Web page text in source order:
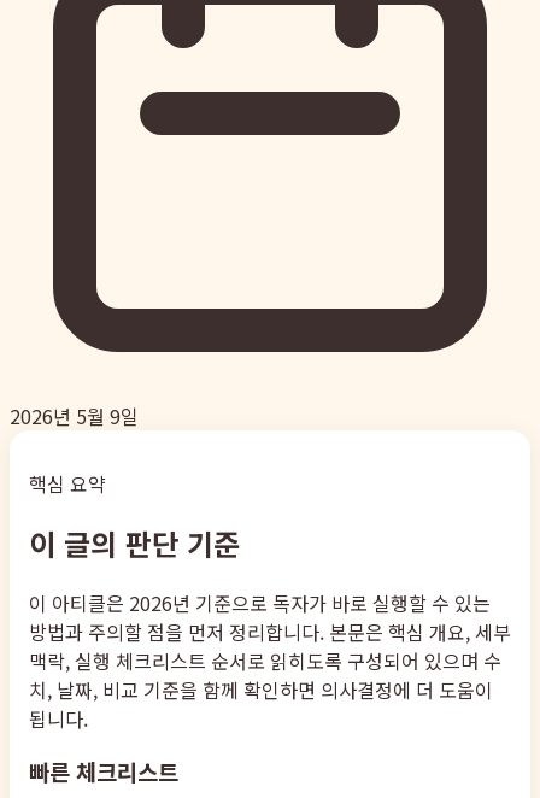
2026년 5월 9일
핵심 요약
이 글의 판단 기준
이 아티클은 2026년 기준으로 독자가 바로 실행할 수 있는
방법과 주의할 점을 먼저 정리합니다. 본문은 핵심 개요, 세부
맥락, 실행 체크리스트 순서로 읽히도록 구성되어 있으며 수
치, 날짜, 비교 기준을 함께 확인하면 의사결정에 더 도움이
됩니다.
빠른 체크리스트